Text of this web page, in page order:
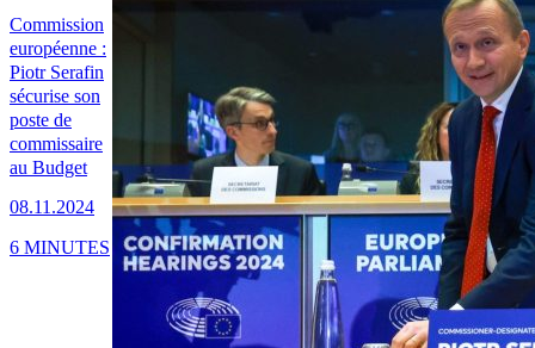
Commission
européenne :
Piotr Serafin
sécurise son
poste de
commissaire
au Budget
08.11.2024
6 MINUTES